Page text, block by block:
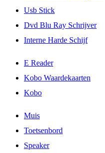
Usb Stick
Dvd Blu Ray Schrijver
Interne Harde Schijf
E Reader
Kobo Waardekaarten
Kobo
Muis
Toetsenbord
Speaker